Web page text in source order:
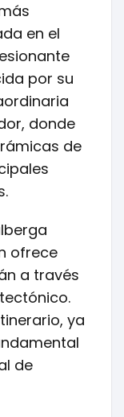
en el
por su
donde
de
ofrece
a través
ya
de